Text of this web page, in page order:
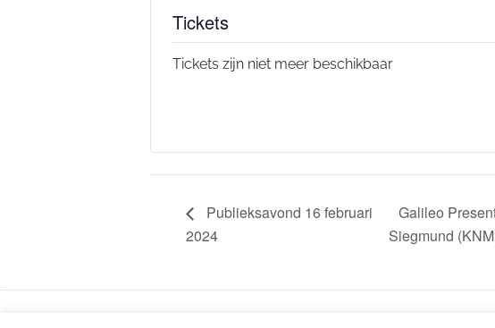
Tickets
Tickets zijn niet meer beschikbaar
Publieksavond 16 februari
2024
Galileo
Siegmund